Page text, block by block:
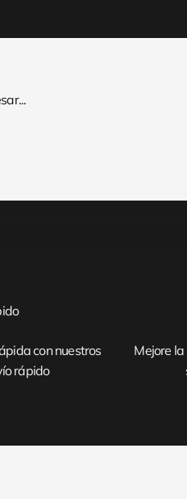
con nuestros
rápido
Mejore